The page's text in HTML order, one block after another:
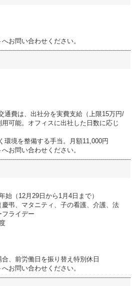
お問い合わせください。
通費は、出社分を実費支給（上限15万円/
可能。オフィスに出社した日数に応じ
境を整備する手当。月額11,000円
お問い合わせください。
（12月29日から1月4日まで）
弔、マタニティ、子の看護、介護、法
ライデー
、前労働日を振り替え特別休日
お問い合わせください。